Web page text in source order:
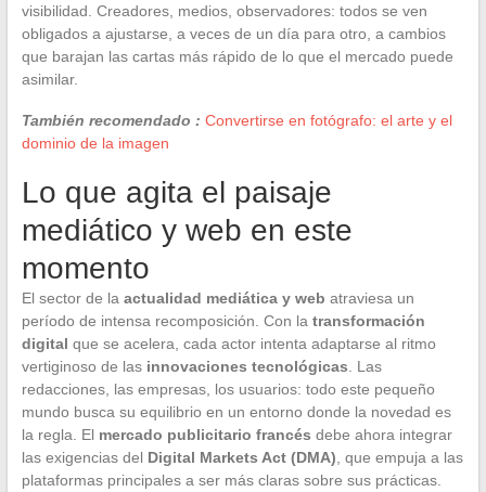
visibilidad. Creadores, medios, observadores: todos se ven
obligados a ajustarse, a veces de un día para otro, a cambios
que barajan las cartas más rápido de lo que el mercado puede
asimilar.
También recomendado : Convertirse en fotógrafo: el arte y el
dominio de la imagen
Lo que agita el paisaje
mediático y web en este
momento
El sector de la actualidad mediática y web atraviesa un
período de intensa recomposición. Con la transformación
digital que se acelera, cada actor intenta adaptarse al ritmo
vertiginoso de las innovaciones tecnológicas . Las
redacciones, las empresas, los usuarios: todo este pequeño
mundo busca su equilibrio en un entorno donde la novedad es
la regla. El mercado publicitario francés debe ahora integrar
las exigencias del Digital Markets Act (DMA) , que empuja a las
plataformas principales a ser más claras sobre sus prácticas.